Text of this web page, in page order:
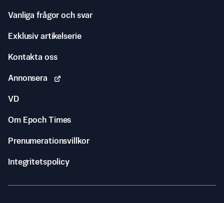
Vanliga frågor och svar
Exklusiv artikelserie
Kontakta oss
Annonsera
VD
Om Epoch Times
Prenumerationsvillkor
Integritetspolicy